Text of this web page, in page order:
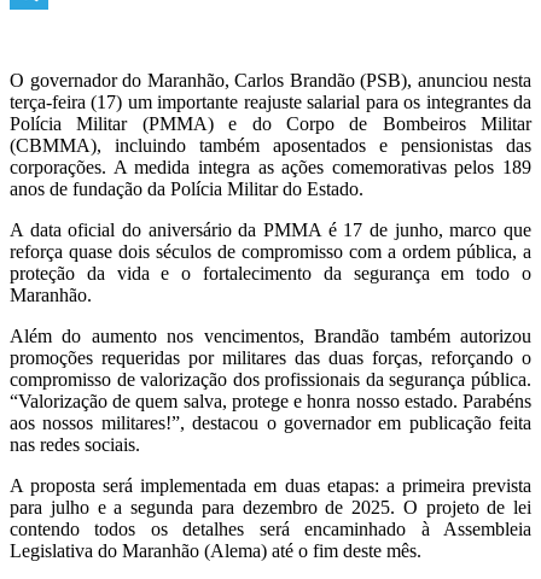
O governador do Maranhão, Carlos Brandão (PSB), anunciou nesta
terça-feira (17) um importante reajuste salarial para os integrantes da
Polícia Militar (PMMA) e do Corpo de Bombeiros Militar
(CBMMA), incluindo também aposentados e pensionistas das
corporações. A medida integra as ações comemorativas pelos 189
anos de fundação da Polícia Militar do Estado.
A data oficial do aniversário da PMMA é 17 de junho, marco que
reforça quase dois séculos de compromisso com a ordem pública, a
proteção da vida e o fortalecimento da segurança em todo o
Maranhão.
Além do aumento nos vencimentos, Brandão também autorizou
promoções requeridas por militares das duas forças, reforçando o
compromisso de valorização dos profissionais da segurança pública.
“Valorização de quem salva, protege e honra nosso estado. Parabéns
aos nossos militares!”, destacou o governador em publicação feita
nas redes sociais.
A proposta será implementada em duas etapas: a primeira prevista
para julho e a segunda para dezembro de 2025. O projeto de lei
contendo todos os detalhes será encaminhado à Assembleia
Legislativa do Maranhão (Alema) até o fim deste mês.